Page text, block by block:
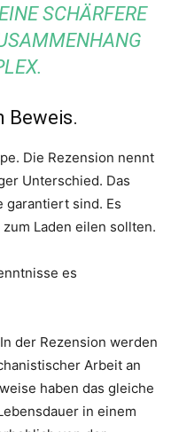
SCHÄRFERE
Beweis.
Die Rezension nennt
Unterschied. Das
garantiert sind. Es
Laden eilen sollten.
es
der Rezension werden
Arbeit an
haben das gleiche
in einem